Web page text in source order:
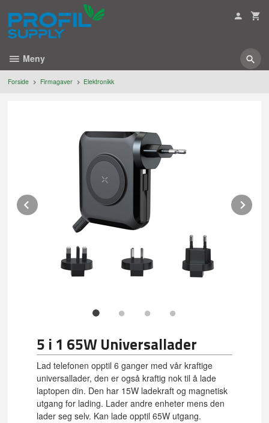
innholdet
Meny
Forside Firmagaver Elektronikk
Prev
5 i 1 65W Universallader
Lad telefonen opptil 6 ganger med vår kraftige
universallader, den er også kraftig nok til å lade
laptopen din. Den har 15W ladekraft og magnetisk
utgang for lading. Lader andre enheter mens den
lader seg selv. Kan lade opptil 65W utgang.